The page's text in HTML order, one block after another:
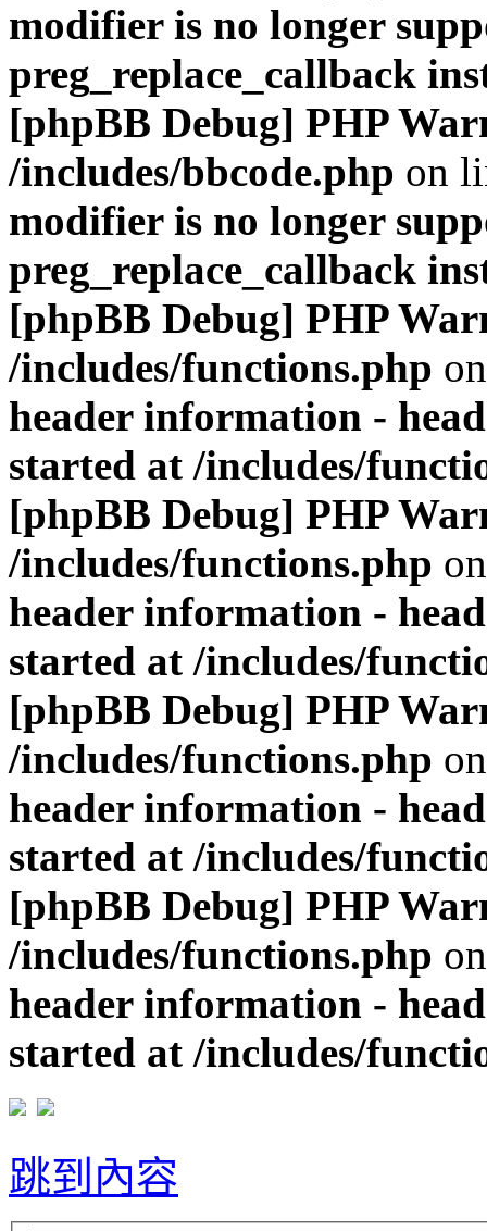
modifier is no longer
preg_replace_callback
[phpBB Debug] PHP
/includes/bbcode.php on
modifier is no longer
preg_replace_callback
[phpBB Debug] PHP
/includes/functions.php
header information -
started at /includes/
[phpBB Debug] PHP
/includes/functions.php
header information -
started at /includes/
[phpBB Debug] PHP
/includes/functions.php
header information -
started at /includes/
[phpBB Debug] PHP
/includes/functions.php
header information -
started at /includes/
跳到內容